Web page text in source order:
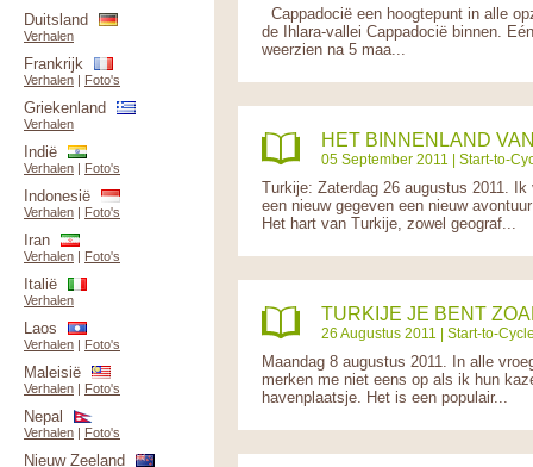
Cappadocië een hoogtepunt in alle
de Ihlara-vallei Cappadocië binnen.
weerzien na 5 maa...
HET BINNENLAND
05 September 2011 | Start-to-
Turkije: Zaterdag 26 augustus 2011.
een nieuw gegeven een nieuw
Het hart van Turkije, zowel geograf...
TURKIJE JE BENT
26 Augustus 2011 | Start-to-
Maandag 8 augustus 2011. In alle
merken me niet eens op als ik hun
havenplaatsje. Het is een populair...
Duitsland
Verhalen
Frankrijk
Verhalen | Foto's
Griekenland
Verhalen
Indië
Verhalen | Foto's
Indonesië
Verhalen | Foto's
Iran
Verhalen | Foto's
Italië
Verhalen
Laos
Verhalen | Foto's
Maleisië
Verhalen | Foto's
Nepal
Verhalen | Foto's
Nieuw Zeeland